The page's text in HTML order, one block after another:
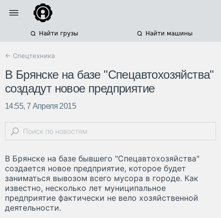
Найти грузы Найти машины
← Спецтехника
В Брянске на базе "Спецавтохозяйства"
создадут новое предприятие
14:55, 7 Апреля 2015
В Брянске на базе бывшего "Спецавтохозяйства"
создается новое предприятие, которое будет
заниматься вывозом всего мусора в городе. Как
известно, несколько лет муниципальное
предприятие фактически не вело хозяйственной
деятельности.